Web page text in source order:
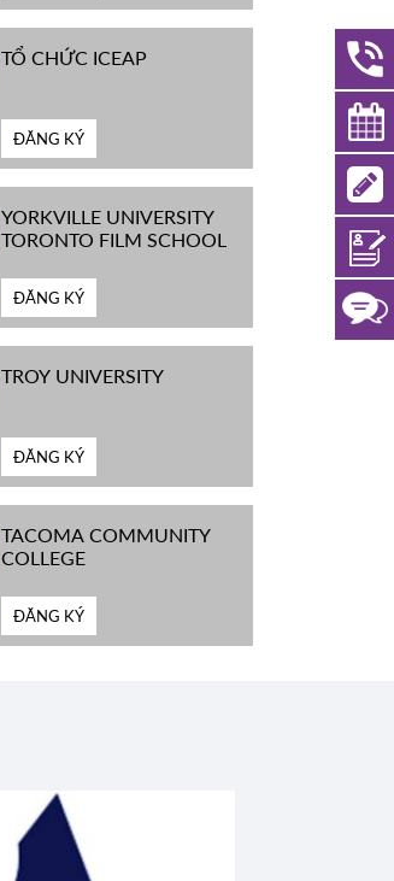
TỔ CHỨC ICEAP
ĐĂNG KÝ
YORKVILLE UNIVERSITY
TORONTO FILM SCHOOL
ĐĂNG KÝ
TROY UNIVERSITY
ĐĂNG KÝ
TACOMA COMMUNITY
COLLEGE
ĐĂNG KÝ